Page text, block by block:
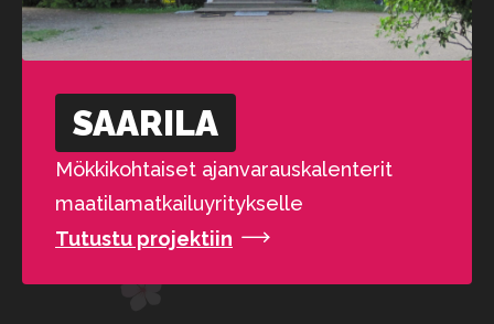
SAARILA
Mökkikohtaiset ajanvarauskalenterit
maatilamatkailuyritykselle
Tutustu projektiin